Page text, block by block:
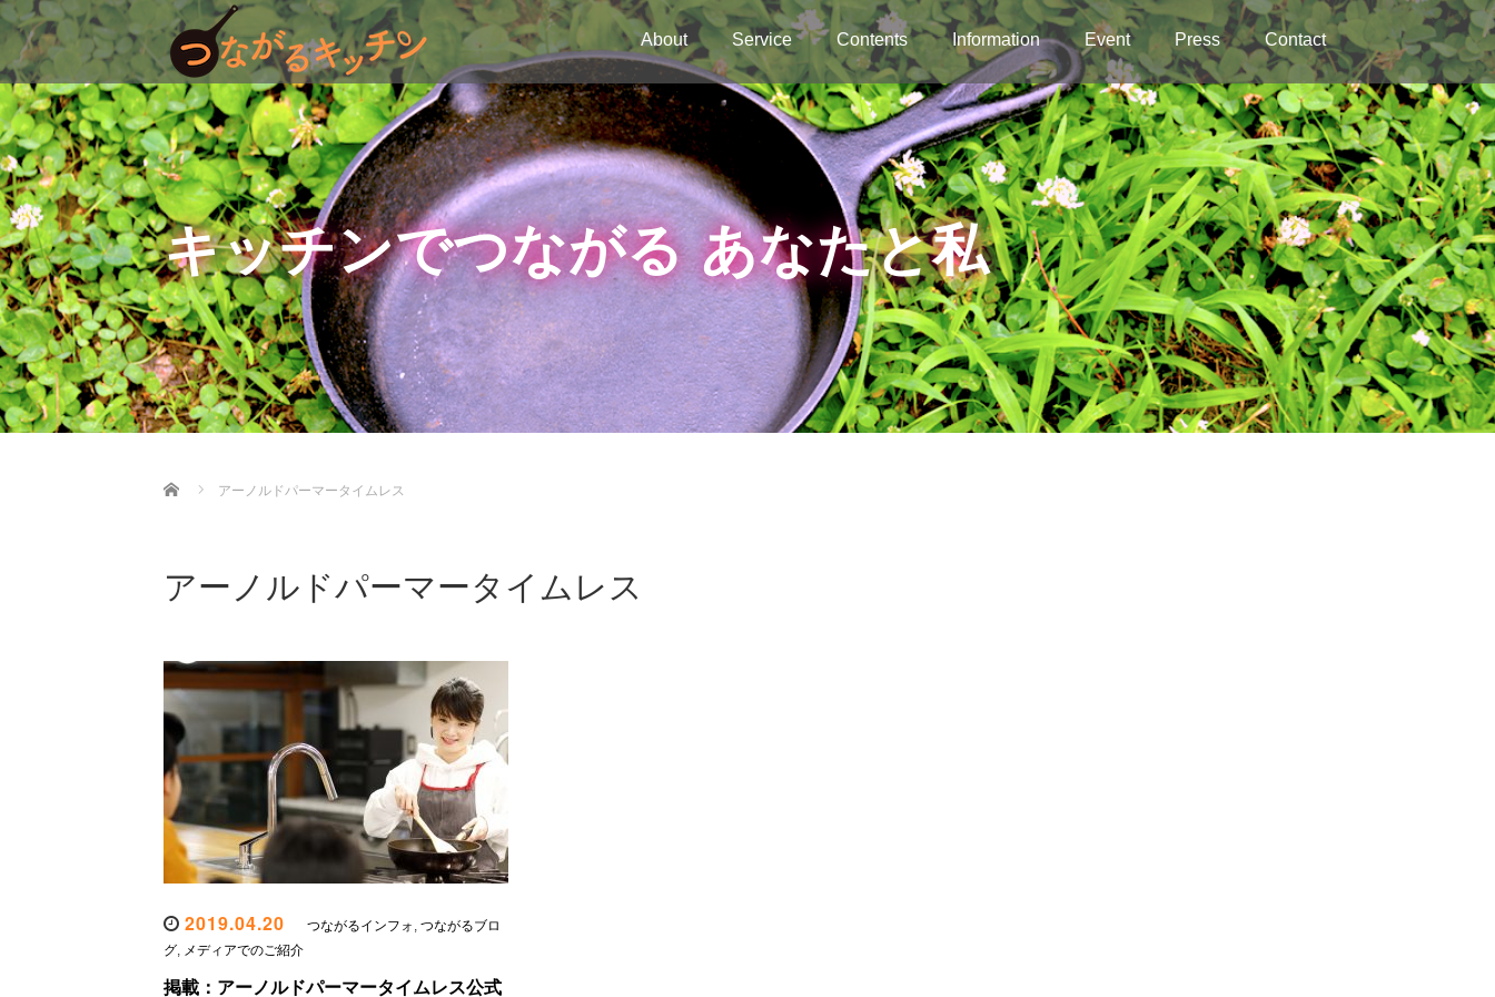
About Service Contents Information Event Press Contact
キッチンでつながる あなたと私
Home アーノルドパーマータイムレス
アーノルドパーマータイムレス
2019.04.20 つながるインフォ , つながるブロ
グ, メディアでのご紹介
掲載：アーノルドパーマータイムレス公式